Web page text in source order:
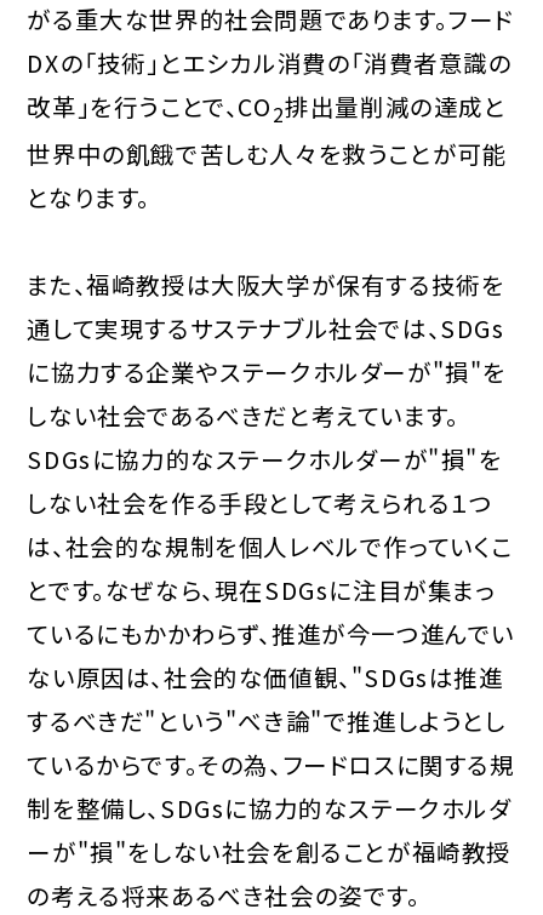
がる重大な世界的社会問題であります。フード
DXの「技術」とエシカル消費の「消費者意識の
改革」を行うことで、CO2排出量削減の達成と
世界中の飢餓で苦しむ人々を救うことが可能
となります。
また、福崎教授は大阪大学が保有する技術を
通して実現するサステナブル社会では、SDGs
に協力する企業やステークホルダーが"損"を
しない社会であるべきだと考えています。
SDGsに協力的なステークホルダーが"損"を
しない社会を作る手段として考えられる１つ
は、社会的な規制を個人レベルで作っていくこ
とです。なぜなら、現在SDGsに注目が集まっ
ているにもかかわらず、推進が今一つ進んでい
ない原因は、社会的な価値観、"SDGsは推進
するべきだ"という"べき論"で推進しようとし
ているからです。その為、フードロスに関する規
制を整備し、SDGsに協力的なステークホルダ
ーが"損"をしない社会を創ることが福崎教授
の考える将来あるべき社会の姿です。